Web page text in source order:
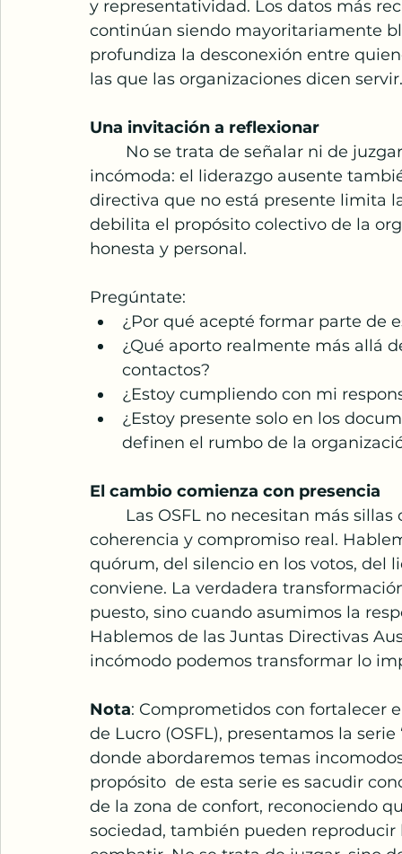
y representatividad. Los datos más
continúan siendo mayoritariamente
profundiza la desconexión entre
las que las organizaciones dicen servir.
Una invitación a reflexionar
incómoda: el liderazgo ausente
directiva que no está presente limita
debilita el propósito colectivo de la
honesta y personal.
Pregúntate:
¿Por qué acepté formar parte de
¿Qué aporto realmente más allá
contactos?
¿Estoy cumpliendo con mi
¿Estoy presente solo en los
definen el rumbo de la
El cambio comienza con presencia
coherencia y compromiso real.
quórum, del silencio en los votos, del
conviene. La verdadera
puesto, sino cuando asumimos la
Hablemos de las Juntas Directivas
incómodo podemos transformar lo
Nota: Comprometidos con fortalecer
de Lucro (OSFL), presentamos la
donde abordaremos temas
propósito  de esta serie es sacudir
de la zona de confort, reconociendo
sociedad, también pueden